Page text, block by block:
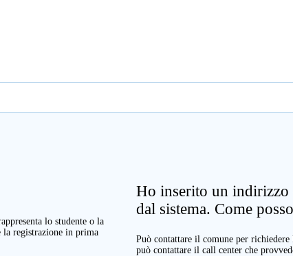
lo studente o la
la registrazione in prima
Ho inserito un indirizzo
dal sistema. Come
Può contattare il comune per
può contattare il call center che